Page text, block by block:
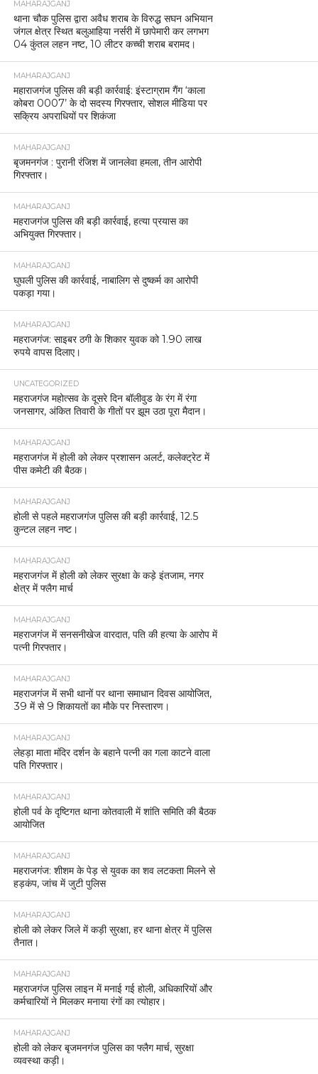
MAHARAJGANJ
थाना चौक पुलिस द्वारा अवैध शराब के विरुद्ध सघन अभियान
जंगल क्षेत्र स्थित बलुआहिया नर्सरी में छापेमारी कर लगभग
04 कुंतल लहन नष्ट, 10 लीटर कच्ची शराब बरामद।
MAHARAJGANJ
महाराजगंज पुलिस की बड़ी कार्रवाई: इंस्टाग्राम गैंग ‘काला
कोबरा 0007’ के दो सदस्य गिरफ्तार, सोशल मीडिया पर
सक्रिय अपराधियों पर शिकंजा
MAHARAJGANJ
बृजमनगंज : पुरानी रंजिश में जानलेवा हमला, तीन आरोपी
गिरफ्तार।
MAHARAJGANJ
महराजगंज पुलिस की बड़ी कार्रवाई, हत्या प्रयास का
अभियुक्त गिरफ्तार।
MAHARAJGANJ
घुघली पुलिस की कार्रवाई, नाबालिग से दुष्कर्म का आरोपी
पकड़ा गया।
MAHARAJGANJ
महराजगंज: साइबर ठगी के शिकार युवक को 1.90 लाख
रुपये वापस दिलाए।
UNCATEGORIZED
महराजगंज महोत्सव के दूसरे दिन बॉलीवुड के रंग में रंगा
जनसागर, अंकित तिवारी के गीतों पर झूम उठा पूरा मैदान।
MAHARAJGANJ
महराजगंज में होली को लेकर प्रशासन अलर्ट, कलेक्ट्रेट में
पीस कमेटी की बैठक।
MAHARAJGANJ
होली से पहले महराजगंज पुलिस की बड़ी कार्रवाई, 12.5
कुन्टल लहन नष्ट।
MAHARAJGANJ
महराजगंज में होली को लेकर सुरक्षा के कड़े इंतजाम, नगर
क्षेत्र में फ्लैग मार्च
MAHARAJGANJ
महराजगंज में सनसनीखेज वारदात, पति की हत्या के आरोप में
पत्नी गिरफ्तार।
MAHARAJGANJ
महराजगंज में सभी थानों पर थाना समाधान दिवस आयोजित,
39 में से 9 शिकायतों का मौके पर निस्तारण।
MAHARAJGANJ
लेहड़ा माता मंदिर दर्शन के बहाने पत्नी का गला काटने वाला
पति गिरफ्तार।
MAHARAJGANJ
होली पर्व के दृष्टिगत थाना कोतवाली में शांति समिति की बैठक
आयोजित
MAHARAJGANJ
महराजगंज: शीशम के पेड़ से युवक का शव लटकता मिलने से
हड़कंप, जांच में जुटी पुलिस
MAHARAJGANJ
होली को लेकर जिले में कड़ी सुरक्षा, हर थाना क्षेत्र में पुलिस
तैनात।
MAHARAJGANJ
महराजगंज पुलिस लाइन में मनाई गई होली, अधिकारियों और
कर्मचारियों ने मिलकर मनाया रंगों का त्योहार।
MAHARAJGANJ
होली को लेकर बृजमनगंज पुलिस का फ्लैग मार्च, सुरक्षा
व्यवस्था कड़ी।